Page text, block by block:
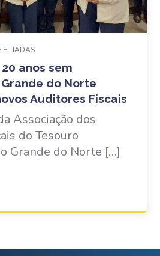
FILIADAS
anos sem
do Norte
Auditores Fiscais
Associação dos
do Tesouro
Grande do Norte […]